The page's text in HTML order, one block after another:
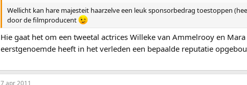
Wellicht kan hare majesteit haarzelve een leuk sponsorbedrag toestoppen
door de filmproducent
Hie gaat het om een tweetal actrices Willeke van Ammelrooy en
eerstgenoemde heeft in het verleden een bepaalde reputatie
7 apr 2011